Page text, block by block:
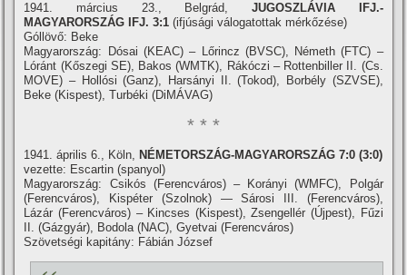
1941. március 23., Belgrád, JUGOSZLÁVIA IFJ.-
MAGYARORSZÁG IFJ. 3:1 (ifjúsági válogatottak mérkőzése)
Góllövő: Beke
Magyarország: Dósai (KEAC) – Lőrincz (BVSC), Németh (FTC) –
Lóránt (Kőszegi SE), Bakos (WMTK), Rákóczi – Rottenbiller II. (Cs.
MOVE) – Hollósi (Ganz), Harsányi II. (Tokod), Borbély (SZVSE),
Beke (Kispest), Turbéki (DiMÁVAG)
* * *
1941. április 6., Köln, NÉMETORSZÁG-MAGYARORSZÁG 7:0 (3:0)
vezette: Escartin (spanyol)
Magyarország: Csikós (Ferencváros) – Korányi (WMFC), Polgár
(Ferencváros), Kispéter (Szolnok) — Sárosi III. (Ferencváros),
Lázár (Ferencváros) – Kincses (Kispest), Zsengellér (Újpest), Fűzi
II. (Gázgyár), Bodola (NAC), Gyetvai (Ferencváros)
Szövetségi kapitány: Fábián József